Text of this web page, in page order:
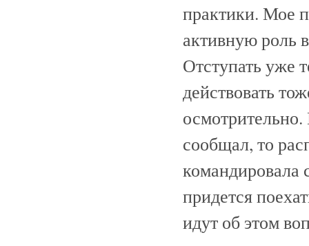
практики. Мое
активную роль
Отступать уже
действовать
сообщал, то
командировала
придется
идут об этом